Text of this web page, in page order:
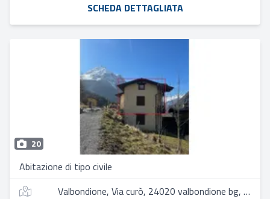
SCHEDA DETTAGLIATA
20
Abitazione di tipo civile
Valbondione, Via curò, 24020 valbondione bg, italia